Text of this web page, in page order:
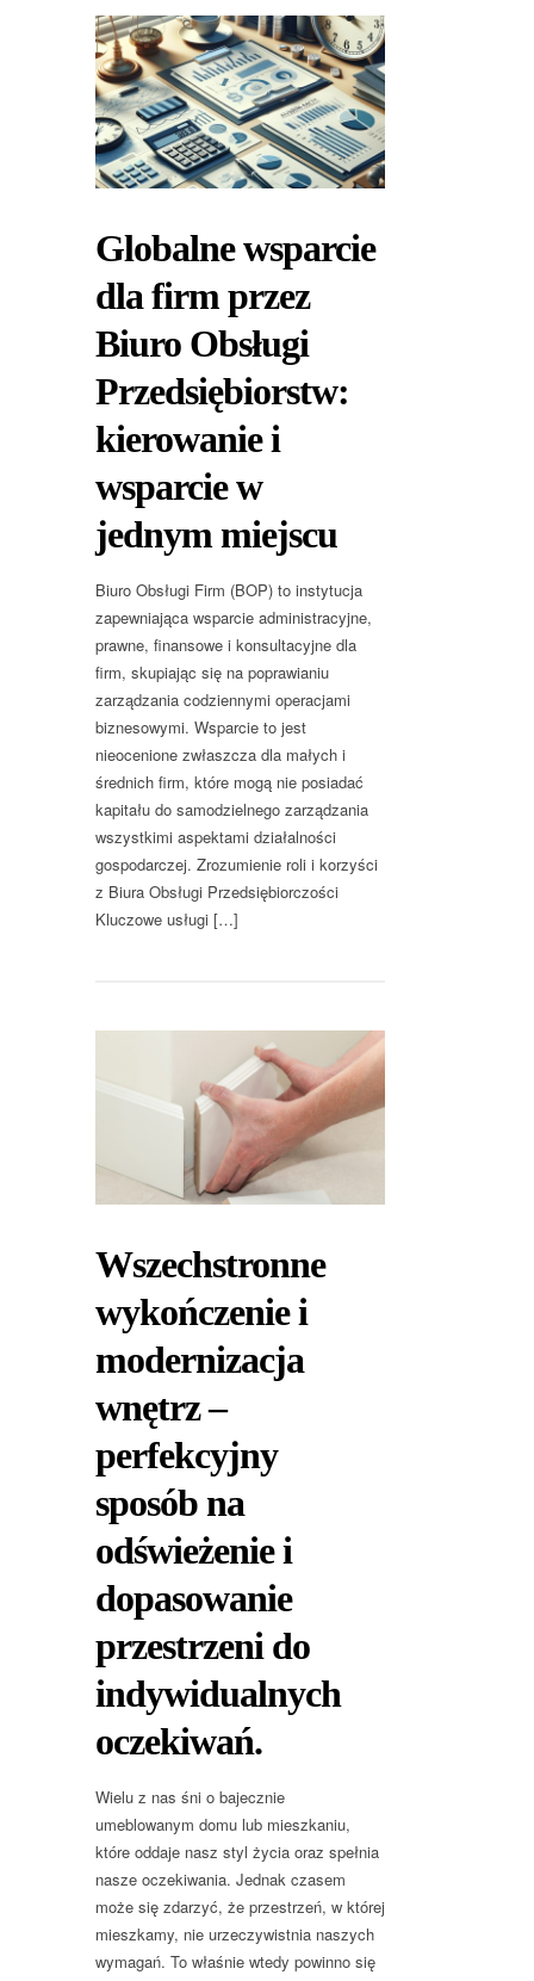
Globalne wsparcie
dla firm przez
Biuro Obsługi
Przedsiębiorstw:
kierowanie i
wsparcie w
jednym miejscu
Biuro Obsługi Firm (BOP) to instytucja
zapewniająca wsparcie administracyjne,
prawne, finansowe i konsultacyjne dla
firm, skupiając się na poprawianiu
zarządzania codziennymi operacjami
biznesowymi. Wsparcie to jest
nieocenione zwłaszcza dla małych i
średnich firm, które mogą nie posiadać
kapitału do samodzielnego zarządzania
wszystkimi aspektami działalności
gospodarczej. Zrozumienie roli i korzyści
z Biura Obsługi Przedsiębiorczości
Kluczowe usługi […]
Wszechstronne
wykończenie i
modernizacja
wnętrz –
perfekcyjny
sposób na
odświeżenie i
dopasowanie
przestrzeni do
indywidualnych
oczekiwań.
Wielu z nas śni o bajecznie
umeblowanym domu lub mieszkaniu,
które oddaje nasz styl życia oraz spełnia
nasze oczekiwania. Jednak czasem
może się zdarzyć, że przestrzeń, w której
mieszkamy, nie urzeczywistnia naszych
wymagań. To właśnie wtedy powinno się